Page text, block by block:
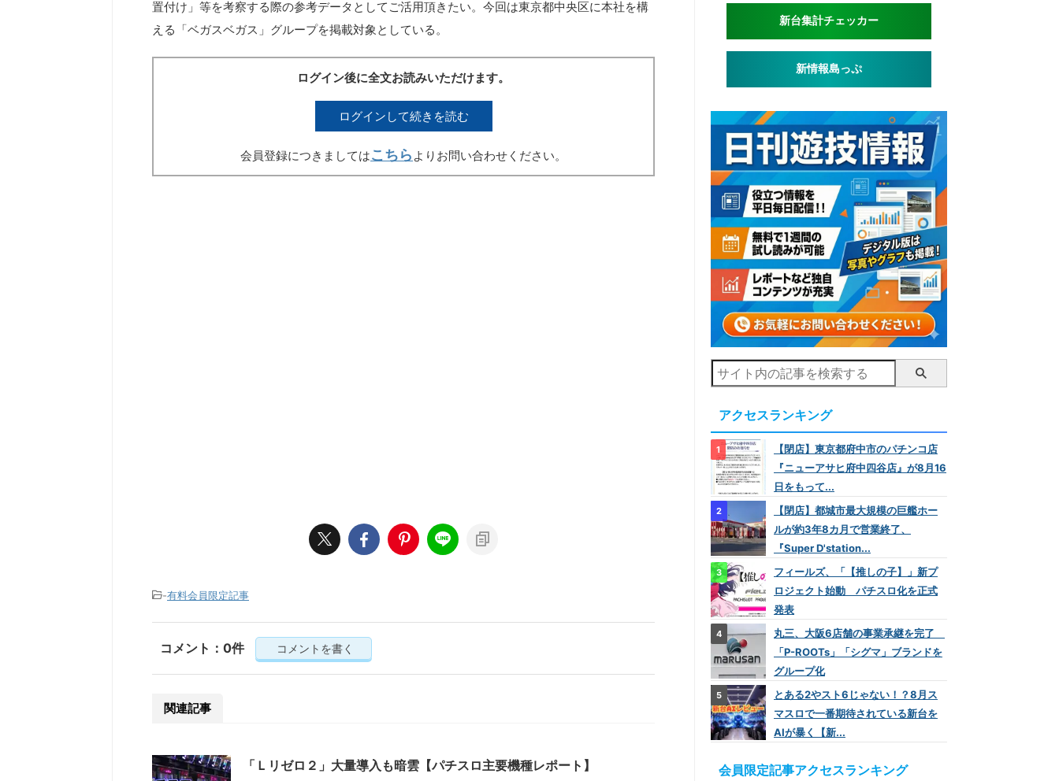
置付け」等を考察する際の参考データとしてご活用頂きたい。今回は東京都中央区に本社を構
える「ベガスベガス」グループを掲載対象としている。
ログイン後に全文お読みいただけます。
ログインして続きを読む
会員登録につきましてはこちら よりお問い合わせください。
-有料会員限定記事
コメント：0件 コメントを書く
関連記事
「Ｌリゼロ２」大量導入も暗雲【パチスロ主要機種レポート】
新台集計チェッカー
新情報島っぷ
アクセスランキング
【閉店】東京都府中市のパチンコ店
『ニューアサヒ府中四谷店』が8月16
日をもって...
【閉店】都城市最大規模の巨艦ホー
ルが約3年8カ月で営業終了、
『Super D'station...
フィールズ、「【推しの子】」新プ
ロジェクト始動 パチスロ化を正式
発表
丸三、大阪6店舗の事業承継を完了
「P-ROOTs」「シグマ」ブランドを
グループ化
とある2やスト6じゃない！？8月ス
マスロで一番期待されている新台を
AIが暴く【新...
会員限定記事アクセスランキング